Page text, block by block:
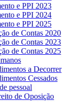
e PPI 2023
e PPI 2024
e PPI 2025
de Contas 2020
de Contas 2023
de Contas 2025
a Decorrer
Cessados
pessoal
de Oposição